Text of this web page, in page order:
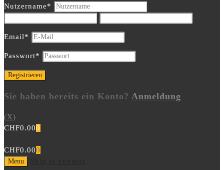
Nutzername*
Email*
Passwort*
Sie haben bereits ein Konto? Anmeldung
(X)
CHF0.000
CHF0.000
Menu